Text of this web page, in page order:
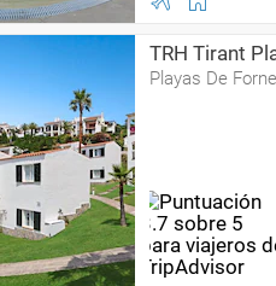
TRH Tirant
Playas De